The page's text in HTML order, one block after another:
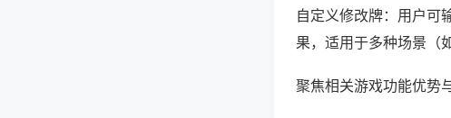
自定义修改牌：用户可
果，适用于多种场景（
聚焦相关游戏功能优势